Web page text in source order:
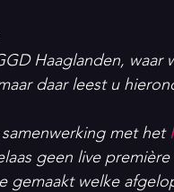
Haaglanden, waar
daar leest u
met het
geen live
gemaakt welke